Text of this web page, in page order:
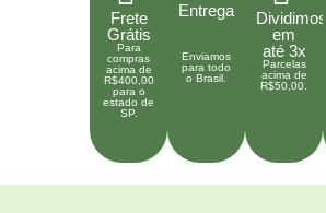
Frete
Grátis
Para
compras
acima de
R$400,00
para o
estado de
SP.
Entrega
Enviamos
para todo
o Brasil.
Dividimos
em
até 3x
Parcelas
acima de
R$50,00.